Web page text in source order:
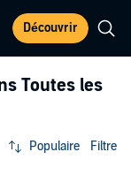
Découvrir
Toutes les
Populaire Filtre